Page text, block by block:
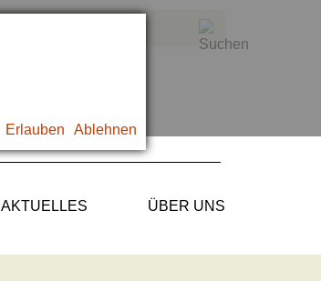
Erlauben Ablehnen
AKTUELLES ÜBER UNS